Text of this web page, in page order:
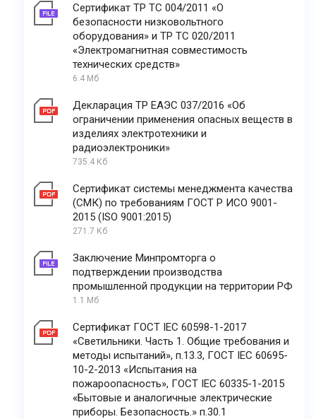
Сертификат ТР ТС 004/2011 «О
безопасности низковольтного
оборудования» и ТР ТС 020/2011
«Электромагнитная совместимость
технических средств»
6.4 Мб
Декларация ТР ЕАЭС 037/2016 «Об
ограничении применения опасных веществ в
изделиях электротехники и
радиоэлектроники»
735.4 Кб
Сертификат системы менеджмента качества
(СМК) по требованиям ГОСТ Р ИСО 9001-
2015 (ISO 9001:2015)
271.7 Кб
Заключение Минпромторга о
подтверждении производства
промышленной продукции на территории РФ
1.1 Мб
Сертификат ГОСТ IEC 60598-1-2017
«Светильники. Часть 1. Общие требования и
методы испытаний», п.13.3, ГОСТ IEC 60695-
10-2-2013 «Испытания на
пожароопасность», ГОСТ IEC 60335-1-2015
«Бытовые и аналогичные электрические
приборы. Безопасность.» п.30.1